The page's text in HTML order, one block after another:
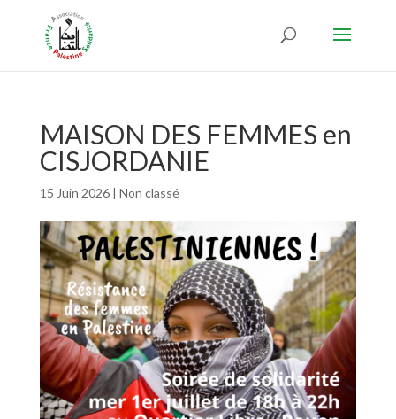
MAISON DES FEMMES en
CISJORDANIE
15 Juin 2026| Non classé